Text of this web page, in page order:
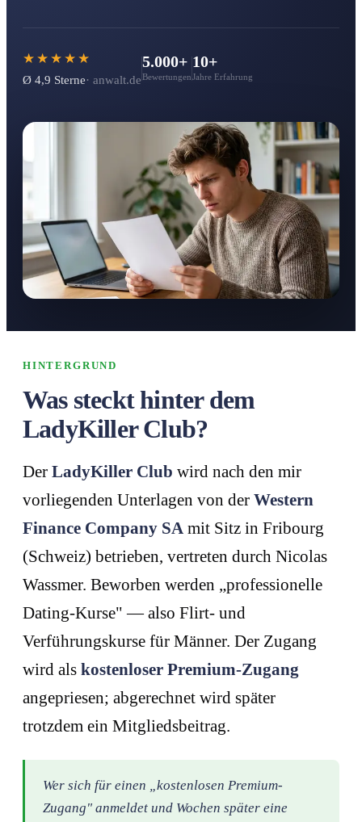
★★★★★
Ø 4,9 Sterne· anwalt.de
5.000+
Bewertungen
10+
Jahre Erfahrung
HINTERGRUND
Was steckt hinter dem
LadyKiller Club?
Der LadyKiller Club wird nach den mir
vorliegenden Unterlagen von der Western
Finance Company SA mit Sitz in Fribourg
(Schweiz) betrieben, vertreten durch Nicolas
Wassmer. Beworben werden „professionelle
Dating-Kurse" — also Flirt- und
Verführungskurse für Männer. Der Zugang
wird als kostenloser Premium-Zugang
angepriesen; abgerechnet wird später
trotzdem ein Mitgliedsbeitrag.
Wer sich für einen „kostenlosen Premium-
Zugang" anmeldet und Wochen später eine